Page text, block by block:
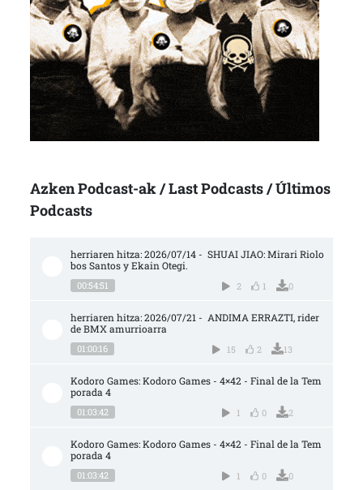
Azken Podcast-ak / Last Podcasts / Últimos
Podcasts
herriaren hitza: 2026/07/14 -  SHUAI JIAO: Mirari Riolo
bos Santos y Ekain Otegi.
00:54:51 2 1 0
herriaren hitza: 2026/07/21 -  ANDIMA ERRAZTI, rider
de BMX amurrioarra
01:00:16 15 2 13
Kodoro Games: Kodoro Games - 4×42 - Final de la Tem
porada 4
01:03:42 1 0 2
Kodoro Games: Kodoro Games - 4×42 - Final de la Tem
porada 4
01:03:42 1 0 0